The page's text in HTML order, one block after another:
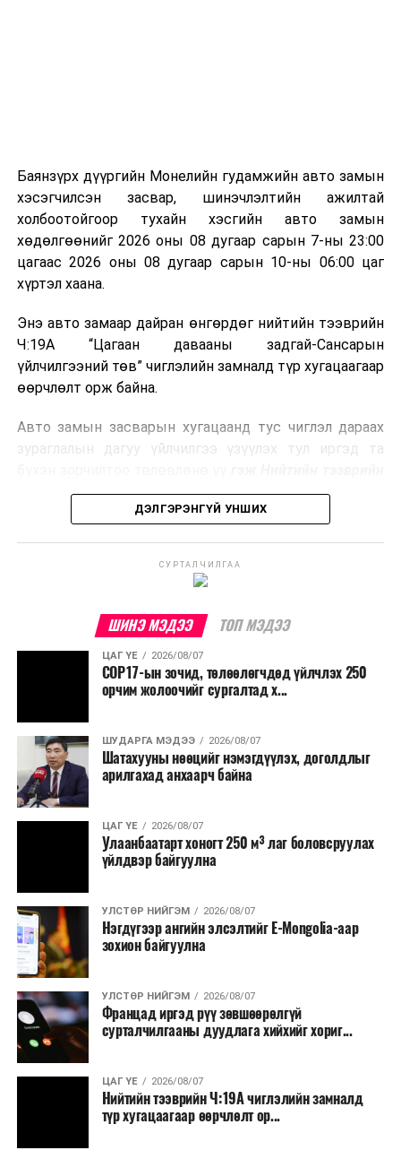
болон дулааны эрчим хүч үйлдвэрлэхэд ашиглаж
болдог. Зарим технологийн хувьд шаталтын дараа
үлдэх үнснээс фосфор зэрэг ашигт эрдсийг сэргээн
авах боломжтой аж.
Япон, Герман, Швейцар, Нидерланд, Өмнөд Солонгос
зэрэг улс лаг хатаах, шатаах технологийг ашиглаж
байна. Тухайлбал, Германд лаг шатаах үйлдвэрээс
гарсан үнснээс фосфор сэргээн авах технологи
ашигладаг бол Нидерландад төвлөрсөн лаг
боловсруулах үйлдвэрүүдээр дулаан, цахилгаан
Ийнхүү лаг хатаах, шатаах технологийг лагийн
улсад өргөн ашиглаж байна.
Баянзүрх дүүргийн Монелийн гудамжийн авто замын
хэсэгчилсэн засвар, шинэчлэлтийн ажилтай
холбоотойгоор тухайн хэсгийн авто замын
хөдөлгөөнийг 2026 оны 08 дугаар сарын 7-ны 23:00
цагаас 2026 оны 08 дугаар сарын 10-ны 06:00 цаг
хүртэл хаана.
Энэ авто замаар дайран өнгөрдөг нийтийн тээврийн
Ч:19А “Цагаан давааны задгай-Сансарын
үйлчилгээний төв” чиглэлийн замналд түр хугацаагаар
өөрчлөлт орж байна.
Авто замын засварын хугацаанд тус чиглэл дараах
зураглалын дагуу үйлчилгээ үзүүлэх тул иргэд та
бодлогын газраас мэдээллээ.
ДЭЛГЭРЭНГҮЙ УНШИХ
СУРТАЛЧИЛГАА
ШИНЭ МЭДЭЭ ТОП МЭДЭЭ
ЦАГ ҮЕ 2026/08/07
COP17-ын зочид, төлөөлөгчдөд үйлчлэх 250
орчим жолоочийг сургалтад х...
ШУДАРГА МЭДЭЭ 2026/08/07
Шатахууны нөөцийг нэмэгдүүлэх, доголдлыг
арилгахад анхаарч байна
ЦАГ ҮЕ 2026/08/07
Улаанбаатарт хоногт 250 м³ лаг боловсруулах
үйлдвэр байгуулна
УЛСТӨР НИЙГЭМ 2026/08/07
Нэгдүгээр ангийн элсэлтийг E-Mongolia-аар
зохион байгуулна
УЛСТӨР НИЙГЭМ 2026/08/07
Францад иргэд рүү зөвшөөрөлгүй
сурталчилгааны дуудлага хийхийг хориг...
ЦАГ ҮЕ 2026/08/07
Нийтийн тээврийн Ч:19А чиглэлийн замналд
түр хугацаагаар өөрчлөлт ор...